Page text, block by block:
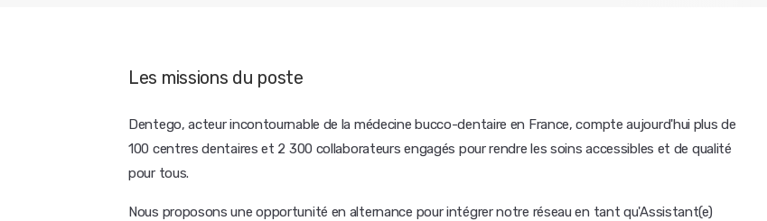
Les missions du poste
Dentego, acteur incontournable de la médecine bucco-dentaire en France, compte aujourd'hui plus de
100 centres dentaires et 2 300 collaborateurs engagés pour rendre les soins accessibles et de qualité
pour tous.
Nous proposons une opportunité en alternance pour intégrer notre réseau en tant qu'Assistant(e)